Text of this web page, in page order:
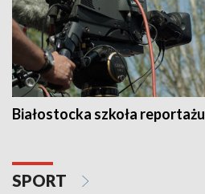
Białostocka szkoła reportażu
SPORT